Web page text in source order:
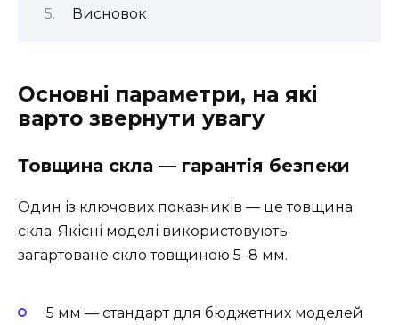
Висновок
Основні параметри, на які
варто звернути увагу
Товщина скла — гарантія безпеки
Один із ключових показників — це товщина
скла. Якісні моделі використовують
загартоване скло товщиною 5–8 мм.
5 мм — стандарт для бюджетних моделей